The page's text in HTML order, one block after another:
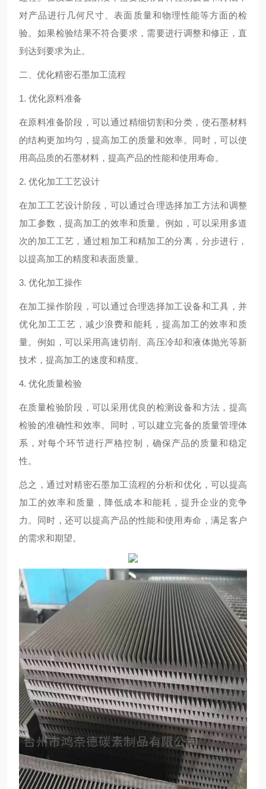
对产品进行几何尺寸、表面质量和物理性能等方面的检
验。如果检验结果不符合要求，需要进行调整和修正，直
到达到要求为止。
二、优化精密石墨加工流程
1. 优化原料准备
在原料准备阶段，可以通过精细切割和分类，使石墨材料
的结构更加均匀，提高加工的质量和效率。同时，可以使
用高品质的石墨材料，提高产品的性能和使用寿命。
2. 优化加工工艺设计
在加工工艺设计阶段，可以通过合理选择加工方法和调整
加工参数，提高加工的效率和质量。例如，可以采用多道
次的加工工艺，通过粗加工和精加工的分离，分步进行，
以提高加工的精度和表面质量。
3. 优化加工操作
在加工操作阶段，可以通过合理选择加工设备和工具，并
优化加工工艺，减少浪费和能耗，提高加工的效率和质
量。例如，可以采用高速切削、高压冷却和液体抛光等新
技术，提高加工的速度和精度。
4. 优化质量检验
在质量检验阶段，可以采用优良的检测设备和方法，提高
检验的准确性和效率。同时，可以建立完备的质量管理体
系，对每个环节进行严格控制，确保产品的质量和稳定
性。
总之，通过对精密石墨加工流程的分析和优化，可以提高
加工的效率和质量，降低成本和能耗，提升企业的竞争
力。同时，还可以提高产品的性能和使用寿命，满足客户
的需求和期望。